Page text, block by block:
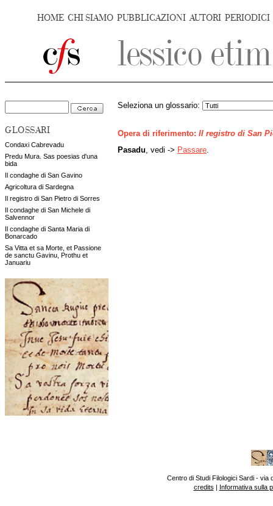
HOME CHI SIAMO PUBBLICAZIONI AUTORI PERIODICI
GLOSSARI
Condaxi Cabrevadu
Predu Mura. Sas poesias d'una
bida
Il condaghe di San Gavino
Agricoltura di Sardegna
Il registro di San Pietro di Sorres
Il condaghe di San Michele di
Salvennor
Il condaghe di Santa Maria di
Bonarcado
Sa Vitta et sa Morte, et Passione
de sanctu Gavinu, Prothu et
Januariu
Seleziona un glossario:
Opera di riferimento: Il registro di San
Pasadu , vedi -> Passare
Centro di Studi Filologici Sardi - via
credits | Informativa sulla